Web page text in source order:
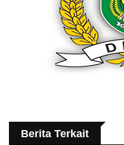
Berita Terkait